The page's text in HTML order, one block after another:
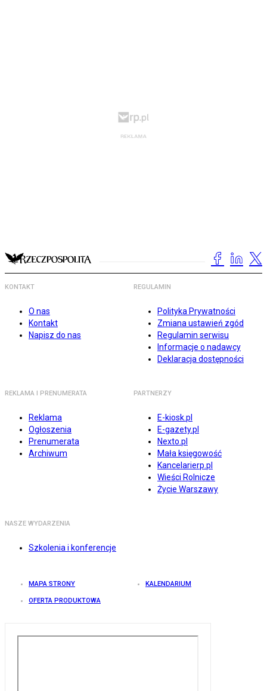
KONTAKT
O nas
Kontakt
Napisz do nas
REGULAMIN
Polityka Prywatności
Zmiana ustawień zgód
Regulamin serwisu
Informacje o nadawcy
Deklaracja dostępności
REKLAMA I PRENUMERATA
Reklama
Ogłoszenia
Prenumerata
Archiwum
PARTNERZY
E-kiosk.pl
E-gazety.pl
Nexto.pl
Mała księgowość
Kancelarierp.pl
Wieści Rolnicze
Życie Warszawy
NASZE WYDARZENIA
Szkolenia i konferencje
MAPA STRONY KALENDARIUM
OFERTA PRODUKTOWA